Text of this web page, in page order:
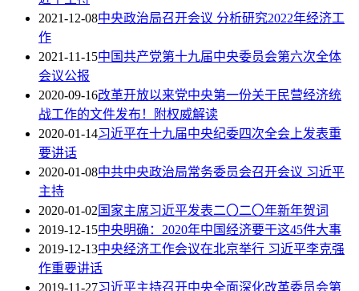
2021-12-08中央政治局召开会议 分析研究2022年经济工
作
2021-11-15中国共产党第十九届中央委员会第六次全体
会议公报
2020-09-16改革开放以来党中央第一份关于民营经济统
战工作的文件发布！附权威解读
2020-01-14习近平在十九届中央纪委四次全会上发表重
要讲话
2020-01-08中共中央政治局常务委员会召开会议 习近平
主持
2020-01-02国家主席习近平发表二〇二〇年新年贺词
2019-12-15中央明确：2020年中国经济要干这45件大事
2019-12-13中央经济工作会议在北京举行 习近平李克强
作重要讲话
2019-11-27习近平主持召开中央全面深化改革委员会第